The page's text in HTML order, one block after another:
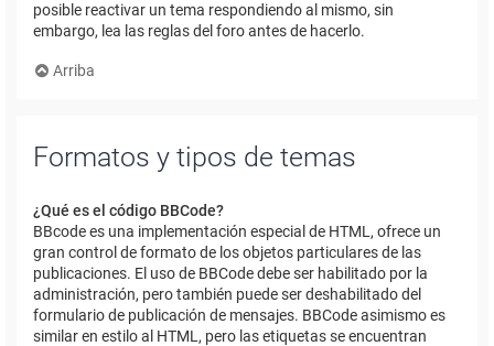
posible reactivar un tema respondiendo al mismo, sin
embargo, lea las reglas del foro antes de hacerlo.
Arriba
Formatos y tipos de temas
¿Qué es el código BBCode?
BBcode es una implementación especial de HTML, ofrece un
gran control de formato de los objetos particulares de las
publicaciones. El uso de BBCode debe ser habilitado por la
administración, pero también puede ser deshabilitado del
formulario de publicación de mensajes. BBCode asimismo es
similar en estilo al HTML, pero las etiquetas se encuentran